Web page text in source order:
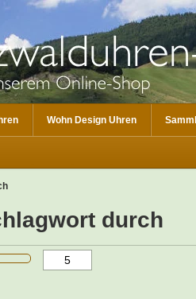
Wohn Design Uhren
durch